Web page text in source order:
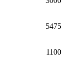
5475
1100